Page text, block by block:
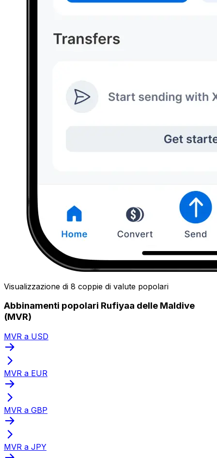
Visualizzazione di 8 coppie di valute popolari
Abbinamenti popolari Rufiyaa delle Maldive
(MVR)
MVR a USD
MVR a EUR
MVR a GBP
MVR a JPY